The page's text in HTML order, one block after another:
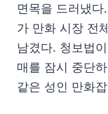
면목을 드러냈
가 만화 시장 전
남겼다. 청보법
매를 잠시 중단
같은 성인 만화